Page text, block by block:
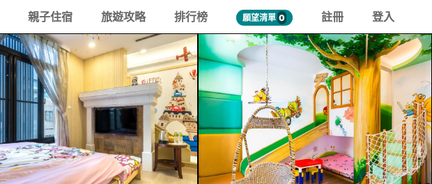
親子住宿 旅遊攻略 排行榜 願望清單 0 註冊 登入